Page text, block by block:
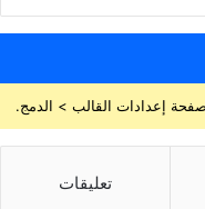
تعليقات